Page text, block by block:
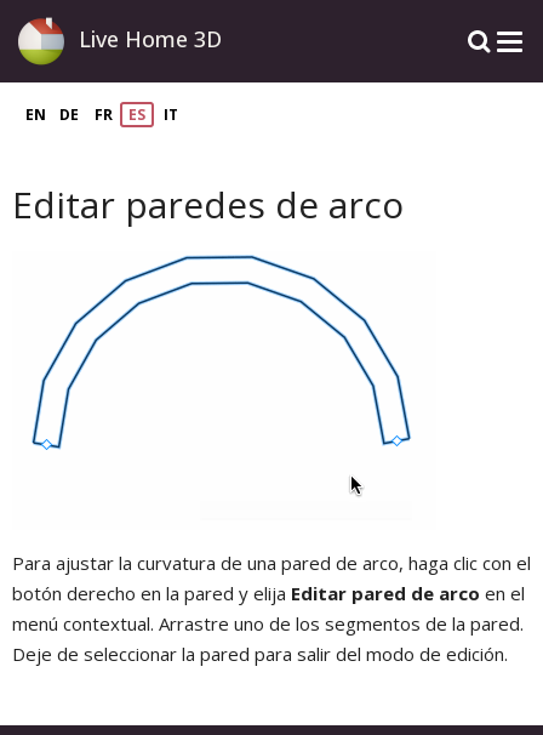
Live Home 3D
EN DE FR ES IT
Editar paredes de arco
Para ajustar la curvatura de una pared de arco, haga clic con el
botón derecho en la pared y elija Editar pared de arco en el
menú contextual. Arrastre uno de los segmentos de la pared.
Deje de seleccionar la pared para salir del modo de edición.